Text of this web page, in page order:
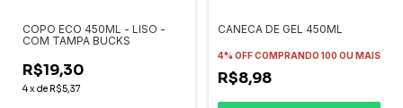
COPO ECO 450ML - LISO -
COM TAMPA BUCKS
R$19,30
4x de R$5,37
CANECA DE GEL 450ML
4% OFF COMPRANDO 100 OU MAIS
R$8,98